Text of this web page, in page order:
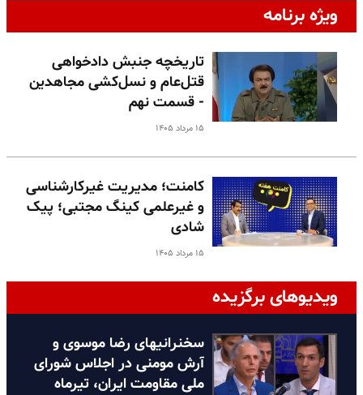
ویژه برنامه
تاریخچه جنبش دادخواهی
قتل‌عام و نسل‌کشی مجاهدین
- قسمت نهم
۱۵ مرداد ۱۴۰۵
کامنت؛ مدیریت غیرکارشناسی
و غیرعلمی کینگ مجتبی؛ پیک
شادی
۱۵ مرداد ۱۴۰۵
ویدیوهای برگزیده
سخنرانیهای رضا موسوی و
آرش مومنی در اجلاس شورای
ملی مقاومت ایران، تیرماه